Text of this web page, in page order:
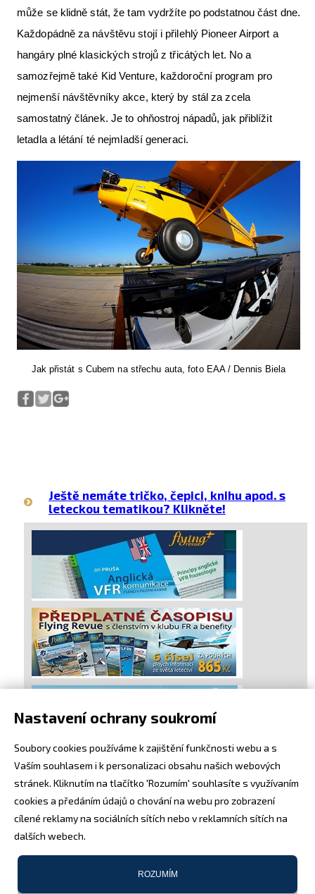
může se klidně stát, že tam vydržíte po podstatnou část dne.
Každopádně za návštěvu stojí i přilehlý Pioneer Airport a
hangáry plné klasických strojů z třicátých let. No a
samozřejmě také Kid Venture, každoroční program pro
nejmenší návštěvníky akce, který by stál za zcela
samostatný článek. Je to ohňostroj nápadů, jak přiblížit
letadla a létání té nejmladší generaci.
Jak přistát s Cubem na střechu auta, foto EAA / Dennis Biela
Ještě nemáte tričko, čepici, knihu apod. s
leteckou tematikou? Klikněte!
Nastavení ochrany soukromí
Soubory cookies používáme k zajištění funkčnosti webu a s
Vaším souhlasem i k personalizaci obsahu našich webových
stránek. Kliknutím na tlačítko 'Rozumím' souhlasíte s využívaním
cookies a předáním údajů o chování na webu pro zobrazení
cílené reklamy na sociálních sítích nebo v reklamních sítích na
dalších webech.
ROZUMÍM